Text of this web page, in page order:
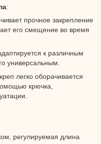
:
прочное закрепление
его смещение во время
к различным
универсальным.
легко оборачивается
крючка,
регулируемая длина